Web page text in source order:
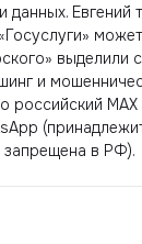
данных.
выделили
и
российский
запрещена в РФ).